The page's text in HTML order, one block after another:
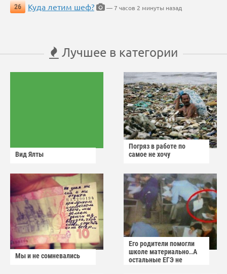
26
Куда летим шеф? — 7 часов 2 минуты назад
Лучшее в категории
Вид Ялты
Погряз в работе по
самое не хочу
Мы и не сомневались
Его родители помогли
школе материально..А
остальные ЕГЭ не